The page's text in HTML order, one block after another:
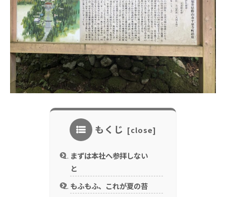
もくじ
まずは本社へ参拝しない
と
もふもふ、これが夏の苔